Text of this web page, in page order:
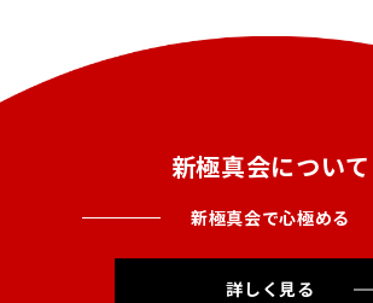
新極真会について
新極真会で心極める
詳しく見る